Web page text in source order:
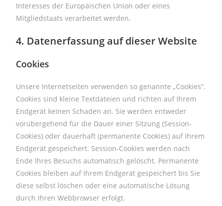
Interesses der Europäischen Union oder eines
Mitgliedstaats verarbeitet werden.
4. Datenerfassung auf dieser Website
Cookies
Unsere Internetseiten verwenden so genannte „Cookies“.
Cookies sind kleine Textdateien und richten auf Ihrem
Endgerät keinen Schaden an. Sie werden entweder
vorübergehend für die Dauer einer Sitzung (Session-
Cookies) oder dauerhaft (permanente Cookies) auf Ihrem
Endgerät gespeichert. Session-Cookies werden nach
Ende Ihres Besuchs automatisch gelöscht. Permanente
Cookies bleiben auf Ihrem Endgerät gespeichert bis Sie
diese selbst löschen oder eine automatische Lösung
durch Ihren Webbrowser erfolgt.